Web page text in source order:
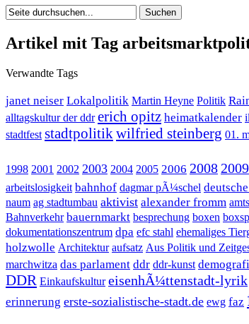
Artikel mit Tag
Verwandte Tags
janet neiser Lokalpolitik Martin Heyne Politik
alltagskultur der ddr erich opitz heimatkalender
stadtfest stadtpolitik wilfried steinberg 01.
1998 2001 2002 2003 2004 2005 2006 2008 2009
arbeitslosigkeit bahnhof dagmar pÃ¼schel
naum ag stadtumbau aktivist alexander fromm
Bahnverkehr bauernmarkt besprechung boxen
dokumentationszentrum dpa efc stahl ehemaliges
holzwolle Architektur aufsatz Aus Politik und
marchwitza das parlament ddr ddr-kunst
DDR Einkaufskultur eisenhÃ¼ttenstadt-lyrik
erinnerung erste-sozialistische-stadt.de ewg faz